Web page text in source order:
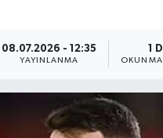
08.07.2026 - 12:35
YAYINLANMA
1
OKUNMA